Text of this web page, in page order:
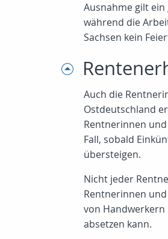
Ausnahme gilt
während die
Sachsen kein
Auch die
Ostdeutschland
Rentnerinnen
Fall, sobald
übersteigen.
Nicht jeder
Rentnerinnen
von
absetzen kann.